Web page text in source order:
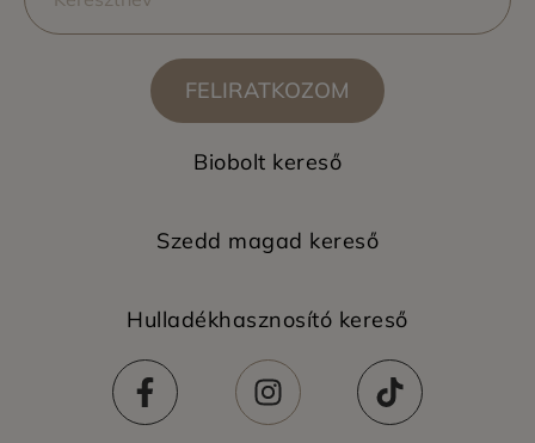
FELIRATKOZOM
Biobolt kereső
Szedd magad kereső
Hulladékhasznosító kereső